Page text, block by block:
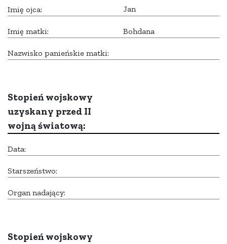
Imię ojca: Jan
Imię matki: Bohdana
Nazwisko panieńskie matki:
Stopień wojskowy
uzyskany przed II
wojną światową:
Data:
Starszeństwo:
Organ nadający:
Stopień wojskowy